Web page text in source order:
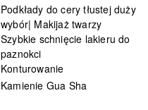
Podkłady do cery tłustej duży
wybór| Makijaż twarzy
Szybkie schnięcie lakieru do
paznokci
Konturowanie
Kamienie Gua Sha